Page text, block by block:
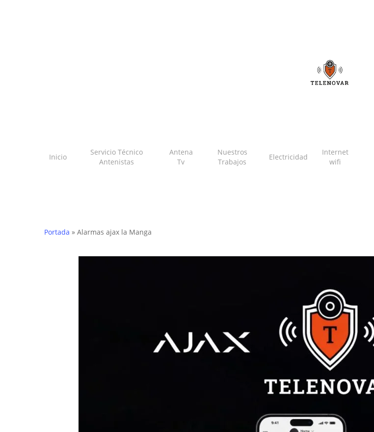
Inicio
Servicio Técnico
Antenistas
Antena
Tv
Nuestros
Trabajos
Electricidad
Internet
wifi
Portada » Alarmas ajax la Manga